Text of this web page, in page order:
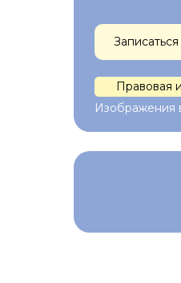
Правовая
Изображения